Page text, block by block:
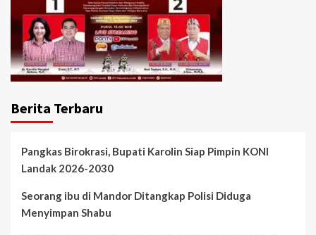
Berita Terbaru
Pangkas Birokrasi, Bupati Karolin Siap Pimpin KONI
Landak 2026-2030
Seorang ibu di Mandor Ditangkap Polisi Diduga
Menyimpan Shabu